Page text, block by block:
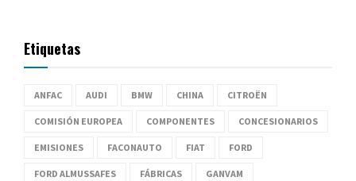
Etiquetas
ANFAC AUDI BMW CHINA CITROËN
COMISIÓN EUROPEA COMPONENTES CONCESIONARIOS
EMISIONES FACONAUTO FIAT FORD
FORD ALMUSSAFES FÁBRICAS GANVAM